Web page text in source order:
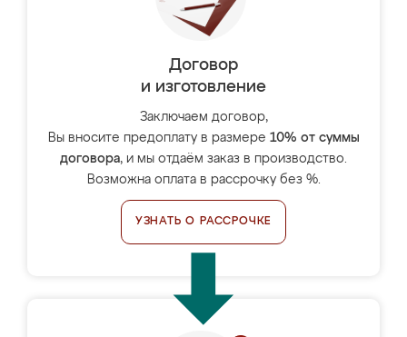
Договор
и изготовление
Заключаем договор,
Вы вносите предоплату в размере 10% от суммы
договора, и мы отдаём заказ в производство.
Возможна оплата в рассрочку без %.
УЗНАТЬ О РАССРОЧКЕ